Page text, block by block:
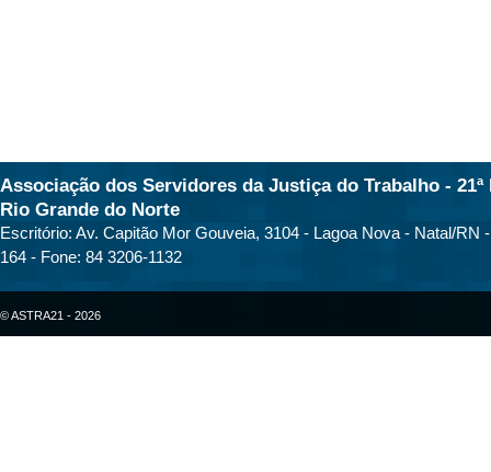
Associação dos Servidores da Justiça do Trabalho - 21ª
Rio Grande do Norte
Escritório: Av. Capitão Mor Gouveia, 3104 - Lagoa Nova - Natal/RN
164 - Fone: 84 3206-1132
© ASTRA21 - 2026